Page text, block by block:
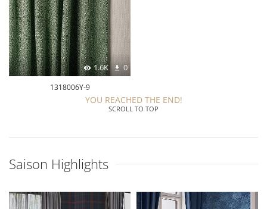
1.6K 0
1318006Y-9
YOU REACHED THE END!
SCROLL TO TOP
Saison Highlights